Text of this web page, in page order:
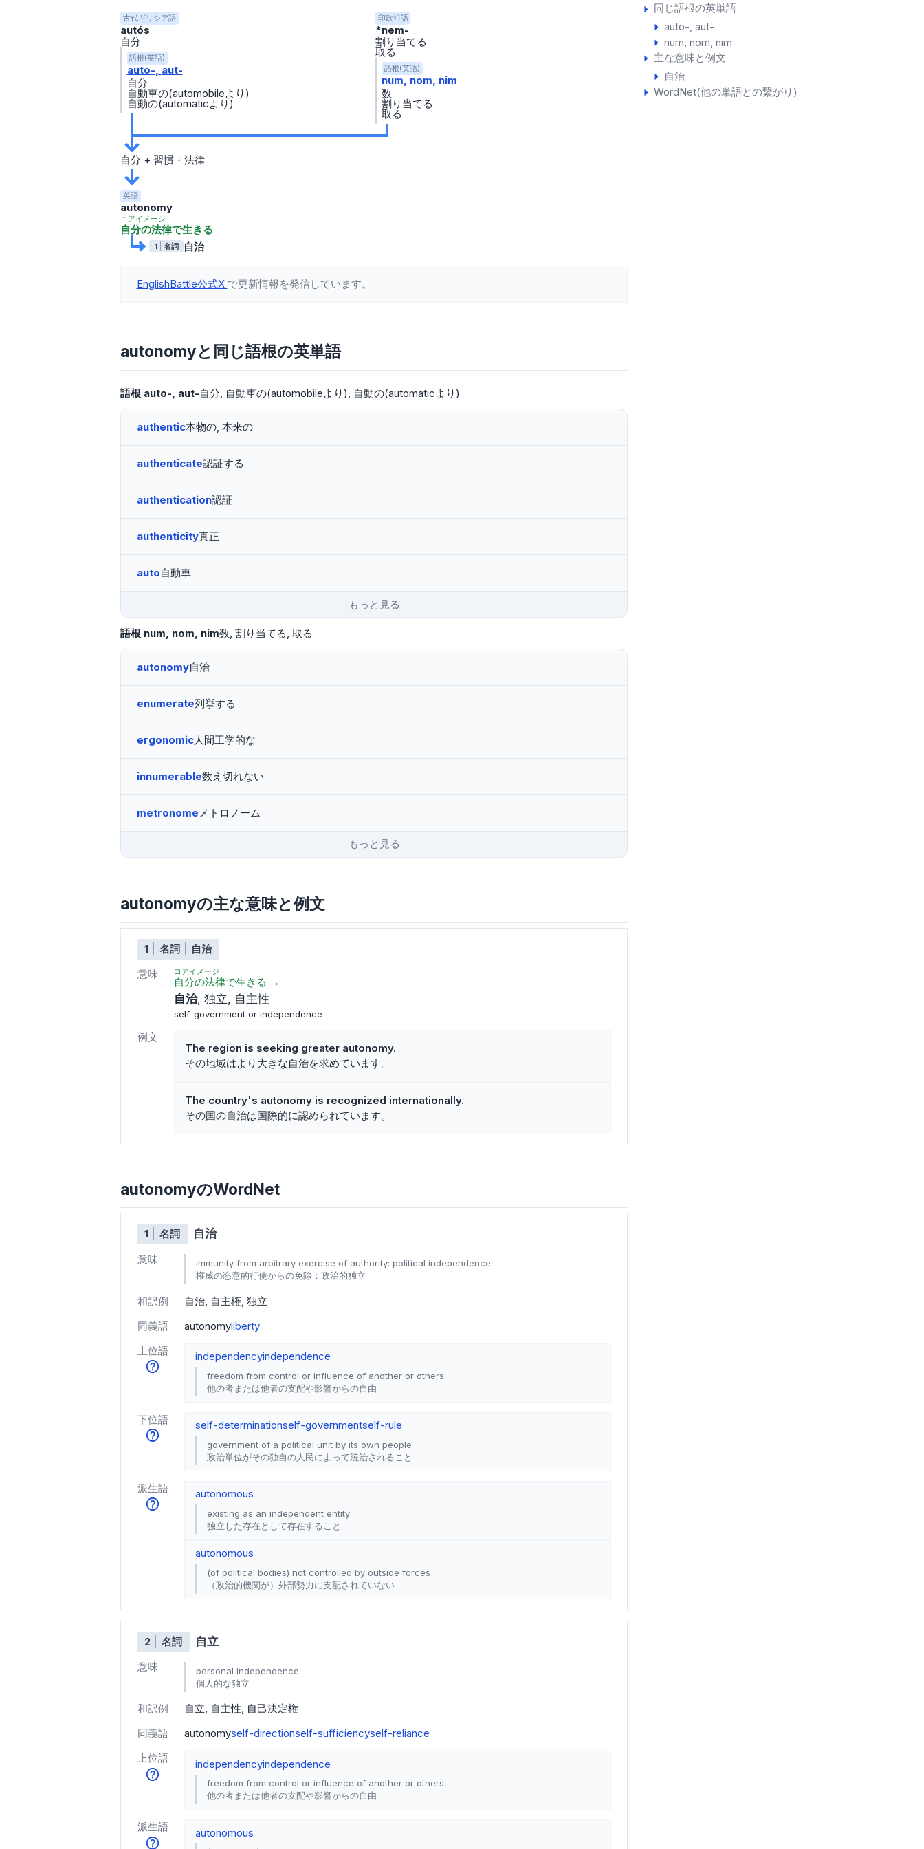
同じ語根の英単語
auto- aut-
num nom nim
主な意味と例文
自治
WordNet(他の単語との繋がり)
古代ギリシア語
autós
自分
語根(英語)
auto- aut-
自分
自動車の(automobileより)
自動の(automaticより)
印欧祖語
*nem-
割り当てる
取る
語根(英語)
num nom nim
数
割り当てる
取る
自分 + 習慣・法律
英語
autonomy
コアイメージ
自分の法律で生きる
1 名詞 自治
EnglishBattle公式X で更新情報を発信しています。
autonomyと同じ語根の英単語
語根 auto- aut-自分 自動車の(automobileより) 自動の(automaticより)
authentic本物の, 本来の
authenticate認証する
authentication認証
authenticity真正
auto自動車
もっと見る
語根 num nom nim数 割り当てる 取る
autonomy自治
enumerate列挙する
ergonomic人間工学的な
innumerable数え切れない
metronomeメトロノーム
もっと見る
autonomyの主な意味と例文
1 名詞
自治
意味
コアイメージ
自分の法律で生きる →
自治 独立 自主性
self-government or independence
例文
The region is seeking greater autonomy.
その地域はより大きな自治を求めています。
The country's autonomy is recognized internationally.
その国の自治は国際的に認められています。
autonomyのWordNet
1 名詞 自治
意味
immunity from arbitrary exercise of authority: political independence
権威の恣意的行使からの免除：政治的独立
和訳例 自治 自主権 独立
同義語
autonomyliberty
上位語
independencyindependence
freedom from control or influence of another or others
他の者または他者の支配や影響からの自由
下位語 self-determinationself-governmentself-rule
government of a political unit by its own people
政治単位がその独自の人民によって統治されること
派生語 autonomous
existing as an independent entity
独立した存在として存在すること
autonomous
(of political bodies) not controlled by outside forces
（政治的機関が）外部勢力に支配されていない
2 名詞 自立
意味
personal independence
個人的な独立
和訳例 自立 自主性 自己決定権
同義語
autonomyself-directionself-sufficiencyself-reliance
上位語
independencyindependence
freedom from control or influence of another or others
他の者または他者の支配や影響からの自由
派生語 autonomous